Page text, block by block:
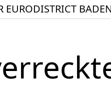
EURODISTRICTStartseite
ACTO –
Aktuelles